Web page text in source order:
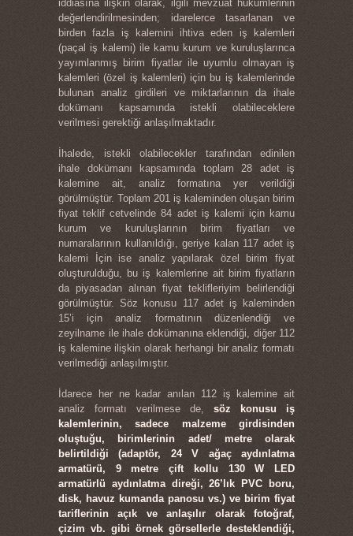
iddiasına ilişkin olarak, ilgili mevzuat hükümlerinin
değerlendirilmesinden; idarelerce tasarlanan ve
birden fazla iş kalemini ihtiva eden iş kalemleri
(paçal iş kalemi) ile kamu kurum ve kuruluşlarınca
yayımlanmış birim fiyatlar ile uyumlu olmayan iş
kalemleri (özel iş kalemleri) için bu iş kalemlerinde
bulunan analiz girdileri ve miktarlarının da ihale
dokümanı kapsamında istekli olabileceklere
verilmesi gerektiği anlaşılmaktadır.
İhalede, istekli olabilecekler tarafından edinilen
ihale dokümanı kapsamında toplam 28 adet iş
kalemine ait, analiz formatına yer verildiği
görülmüştür. Toplam 201 iş kaleminden oluşan birim
fiyat teklif cetvelinde 84 adet iş kalemi için kamu
kurum ve kuruluşlarının birim fiyatları ve
numaralarının kullanıldığı, geriye kalan 117 adet iş
kalemi İçin ise analiz yapılarak özel birim fiyat
oluşturulduğu, bu iş kalemlerine ait birim fiyatların
da piyasadan alınan fiyat teklifleriyim belirlendiği
görülmüştür. Söz konusu 117 adet iş kaleminden
15’i için analiz formatının düzenlendiği ve
zeyilname ile ihale dokümanına eklendiği, diğer 112
iş kalemine ilişkin olarak herhangi bir analiz formatı
verilmediği anlaşılmıştır.
İdarece her ne kadar anılan 112 iş kalemine ait
analiz formatı verilmese de, söz konusu iş
kalemlerinin, sadece malzeme girdisinden
oluştuğu, birimlerinin adet/ metre olarak
belirtildiği (adaptör, 24 V ağaç aydınlatma
armatürü, 9 metre çift kollu 130 W LED
armatürlü aydınlatma direği, 26’lık PVC boru,
disk, havuz kumanda panosu vs.) ve birim fiyat
tariflerinin açık ve anlaşılır olarak fotoğraf,
çizim vb. gibi örnek görsellerle desteklendiği,